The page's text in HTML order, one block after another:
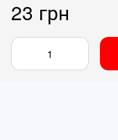
23 грн